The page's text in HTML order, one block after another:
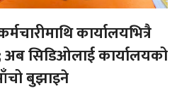
कार्यालयभित्रै
अब सिडिओलाई कार्यालयको
बुझाइने